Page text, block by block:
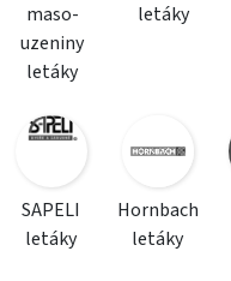
maso-
uzeniny
letáky
letáky
SAPELI
letáky
Hornbach
letáky